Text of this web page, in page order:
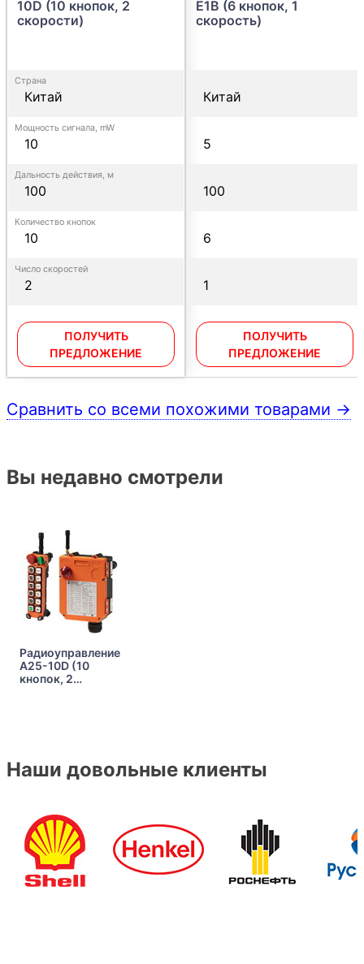
10D (10 кнопок, 2
скорости)
Страна
Китай
Мощность сигнала, mW
10
Дальность действия, м
100
Количество кнопок
10
Число скоростей
2
ПОЛУЧИТЬ
ПРЕДЛОЖЕНИЕ
E1B (6 кнопок, 1
скорость)
Китай
5
100
6
1
ПОЛУЧИТЬ
ПРЕДЛОЖЕНИЕ
Сравнить со всеми похожими товарами →
Вы недавно смотрели
Радиоуправление
A25-10D (10
кнопок, 2
Наши довольные клиенты